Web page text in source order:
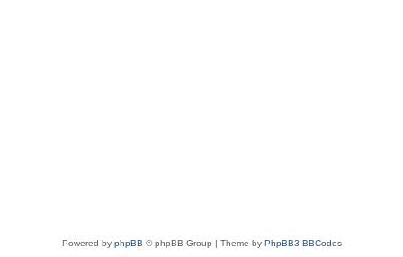
Powered by phpBB © phpBB Group | Theme by PhpBB3 BBCodes